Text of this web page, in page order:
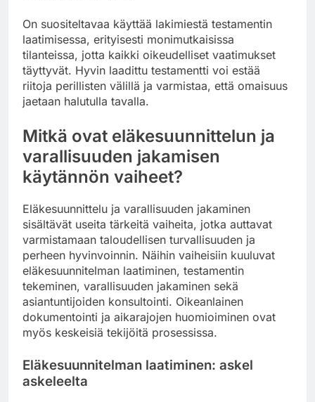
On suositeltavaa käyttää lakimiestä testamentin
laatimisessa, erityisesti monimutkaisissa
tilanteissa, jotta kaikki oikeudelliset vaatimukset
täyttyvät. Hyvin laadittu testamentti voi estää
riitoja perillisten välillä ja varmistaa, että omaisuus
jaetaan halutulla tavalla.
Mitkä ovat eläkesuunnittelun ja
varallisuuden jakamisen
käytännön vaiheet?
Eläkesuunnittelu ja varallisuuden jakaminen
sisältävät useita tärkeitä vaiheita, jotka auttavat
varmistamaan taloudellisen turvallisuuden ja
perheen hyvinvoinnin. Näihin vaiheisiin kuuluvat
eläkesuunnitelman laatiminen, testamentin
tekeminen, varallisuuden jakaminen sekä
asiantuntijoiden konsultointi. Oikeanlainen
dokumentointi ja aikarajojen huomioiminen ovat
myös keskeisiä tekijöitä prosessissa.
Eläkesuunnitelman laatiminen: askel
askeleelta